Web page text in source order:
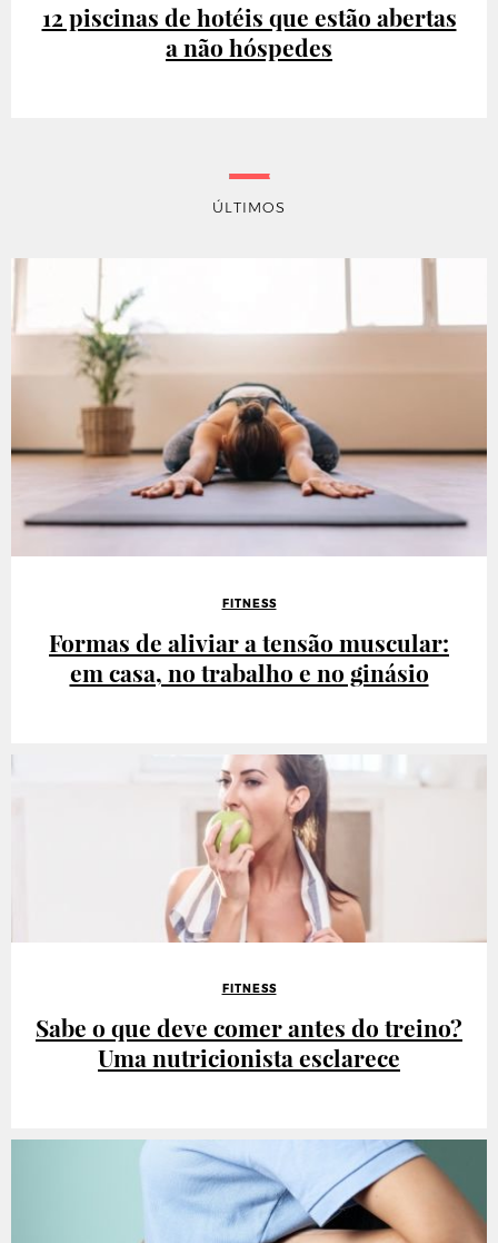
12 piscinas de hotéis que estão abertas
a não hóspedes
ÚLTIMOS
FITNESS
Formas de aliviar a tensão muscular:
em casa, no trabalho e no ginásio
FITNESS
Sabe o que deve comer antes do treino?
Uma nutricionista esclarece